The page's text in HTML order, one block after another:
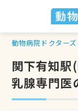
動物病院ドクター
関下有知駅
乳腺専門医